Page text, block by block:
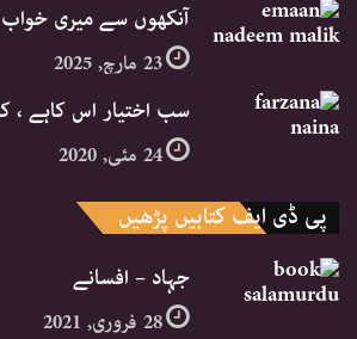
آنکھوں سے میری
23 مارچ, 2025
سب اختیار اس کاہے ،
24 مئی, 2020
پی ڈی ایف کتابیں پڑھیں
جہاد – افسانے
28 فروری, 2021